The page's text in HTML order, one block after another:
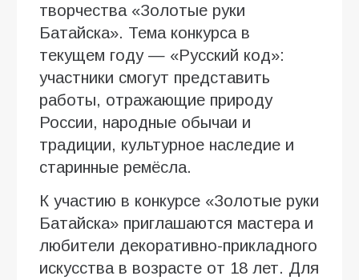
творчества «Золотые руки
Батайска». Тема конкурса в
текущем году — «Русский код»:
участники смогут представить
работы, отражающие природу
России, народные обычаи и
традиции, культурное наследие и
старинные ремёсла.
К участию в конкурсе «Золотые руки
Батайска» приглашаются мастера и
любители декоративно-прикладного
искусства в возрасте от 18 лет. Для